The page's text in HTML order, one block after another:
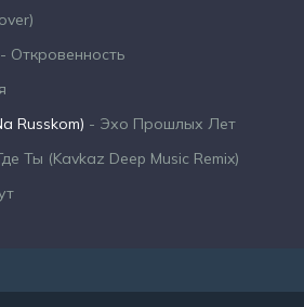
- Откровенность
Russkom) - Эхо Прошлых Лет
Ты (Kavkaz Deep Music Remix)